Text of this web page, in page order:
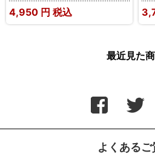
4,950 円 税込
最近見た
よくあるご